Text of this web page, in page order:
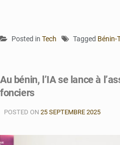
Posted in Tech Tagged Bénin-
Au bénin, l’IA se lance à
fonciers
POSTED ON 25 SEPTEMBRE 2025